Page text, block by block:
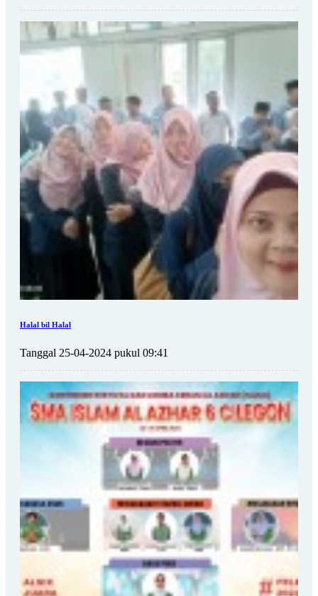
Halal bil Halal
Tanggal 25-04-2024 pukul 09:41